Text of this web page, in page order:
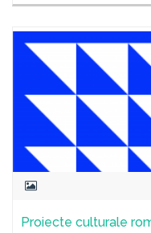
Proiecte culturale